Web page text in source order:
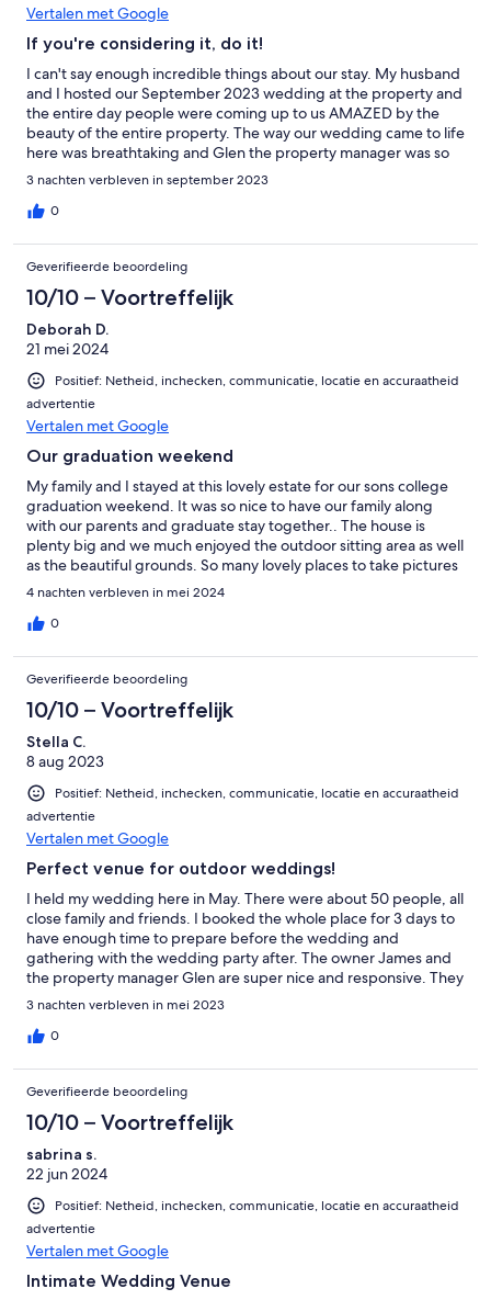
Vertalen met Google
If you're considering it, do it!
I can't say enough incredible things about our stay. My husband
and I hosted our September 2023 wedding at the property and
the entire day people were coming up to us AMAZED by the
beauty of the entire property. The way our wedding came to life
here was breathtaking and Glen the property manager was so
incredibly helpful with communication throughout. The house
was extremely clean and we loved hanging out by the pool the
days leading up to the wedding. I only hope we have an excuse
3 nachten verbleven in september 2023
0
Geverifieerde beoordeling
10/10 – Voortreffelijk
Deborah D.
21 mei 2024
Positief: Netheid, inchecken, communicatie, locatie en accuraatheid
advertentie
Vertalen met Google
Our graduation weekend
My family and I stayed at this lovely estate for our sons college
graduation weekend. It was so nice to have our family along
with our parents and graduate stay together.. The house is
plenty big and we much enjoyed the outdoor sitting area as well
as the beautiful grounds. So many lovely places to take pictures
and hang outside with drinks prior to dinner. The
wife live in the guest house, but he never once bothered us. He
are ever back in this area I would definitely stay here again.
4 nachten verbleven in mei 2024
0
Geverifieerde beoordeling
10/10 – Voortreffelijk
Stella C.
8 aug 2023
Positief: Netheid, inchecken, communicatie, locatie en accuraatheid
advertentie
Vertalen met Google
Perfect venue for outdoor weddings!
I held my wedding here in May. There were about 50 people, all
close family and friends. I booked the whole place for 3 days to
have enough time to prepare before the wedding and
gathering with the wedding party after. The owner James and
the property manager Glen are super nice and responsive. They
gave me lots of useful tips and helped me a lot with the rental
of the whole itinerary. There is a town nearby, where you can
very convenience. Highly recommended!
3 nachten verbleven in mei 2023
0
Geverifieerde beoordeling
10/10 – Voortreffelijk
sabrina s.
22 jun 2024
Positief: Netheid, inchecken, communicatie, locatie en accuraatheid
advertentie
Vertalen met Google
Intimate Wedding Venue